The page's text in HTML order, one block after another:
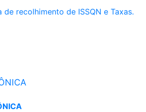
recolhimento de ISSQN e Taxas.